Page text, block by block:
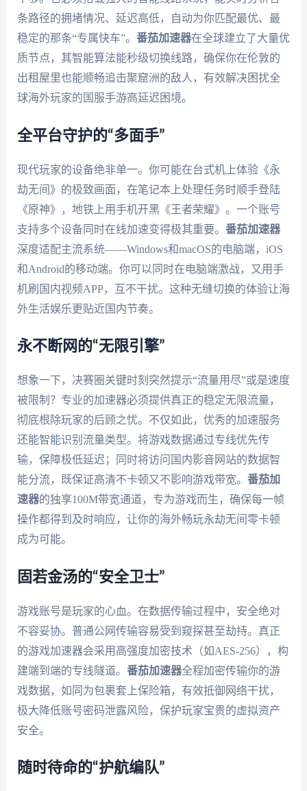
条路径的拥堵情况、延迟高低，自动为你匹配最优、最
稳定的那条“专属快车”。 番茄加速器在全球建立了大量优
质节点，其智能算法能秒级切换线路，确保你在伦敦的
出租屋里也能顺畅追击聚窟洲的敌人，有效解决困扰全
球海外玩家的国服手游高延迟困境。
全平台守护的“多面手”
现代玩家的设备绝非单一。你可能在台式机上体验《永
劫无间》的极致画面，在笔记本上处理任务时顺手登陆
《原神》，地铁上用手机开黑《王者荣耀》。一个账号
支持多个设备同时在线加速变得极其重要。 番茄加速器
深度适配主流系统——Windows和macOS的电脑端，iOS
和Android的移动端。你可以同时在电脑端激战，又用手
机刷国内视频APP，互不干扰。这种无缝切换的体验让海
外生活娱乐更贴近国内节奏。
永不断网的“无限引擎”
想象一下，决赛圈关键时刻突然提示“流量用尽”或是速度
被限制？专业的加速器必须提供真正的稳定无限流量，
彻底根除玩家的后顾之忧。不仅如此，优秀的加速服务
还能智能识别流量类型。将游戏数据通过专线优先传
输，保障极低延迟；同时将访问国内影音网站的数据智
能分流，既保证高清不卡顿又不影响游戏带宽。 番茄加
速器的独享100M带宽通道，专为游戏而生，确保每一帧
操作都得到及时响应，让你的海外畅玩永劫无间零卡顿
成为可能。
固若金汤的“安全卫士”
游戏账号是玩家的心血。在数据传输过程中，安全绝对
不容妥协。普通公网传输容易受到窥探甚至劫持。真正
的游戏加速器会采用高强度加密技术（如AES-256），构
建端到端的专线隧道。 番茄加速器全程加密传输你的游
戏数据，如同为包裹套上保险箱，有效抵御网络干扰，
极大降低账号密码泄露风险，保护玩家宝贵的虚拟资产
安全。
随时待命的“护航编队”